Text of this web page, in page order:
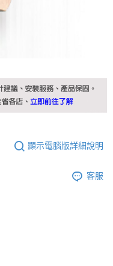
顯示電腦版詳細說明
客服